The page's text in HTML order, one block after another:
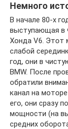
Немного
В начале 80-х
выступающая в
Хонда V6. Этот
слабой
год, они в
BMW. После
обратили
канал на
его, они сразу
мощности (на
средних